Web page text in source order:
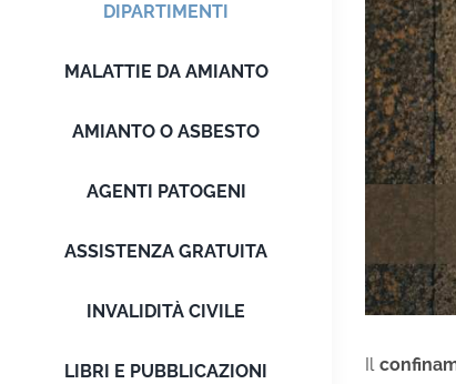
DIPARTIMENTI
MALATTIE DA AMIANTO
AMIANTO O ASBESTO
AGENTI PATOGENI
ASSISTENZA GRATUITA
INVALIDITÀ CIVILE
LIBRI E PUBBLICAZIONI Il